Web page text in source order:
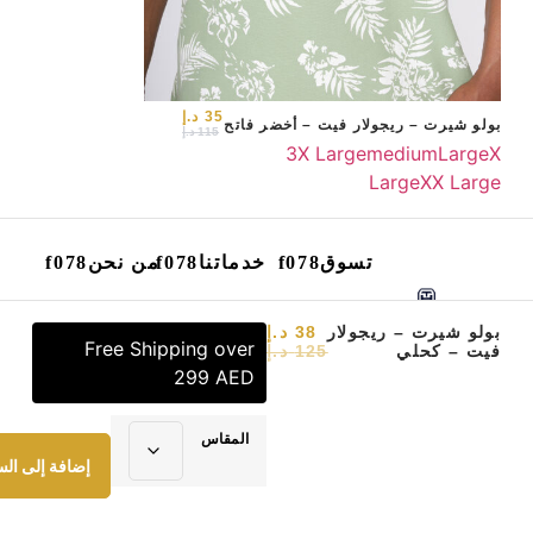
الرئيسية بولو شيرت / بولوبولو شيرت – ريجولار
فيت – كحلي
125 د.إ
38 د.إ
Free Shipping over
299 AED
المقاس
إضافة إلى
بولو شيرت – ريجولار فيت – أخضر فاتح 115 د.إ
35 د.إ
3X LargemediumLargeX
LargeXX Large
تسوق خدماتنا من نحن